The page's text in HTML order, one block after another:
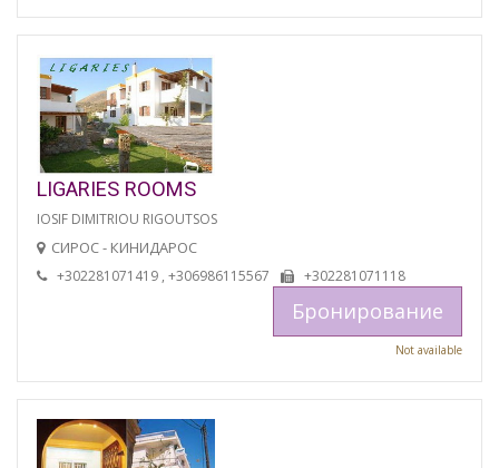
LIGARIES ROOMS
IOSIF DIMITRIOU RIGOUTSOS
СИРОС - КИНИДАРОС
+302281071419 , +306986115567 +302281071118
Бронирование
Not available